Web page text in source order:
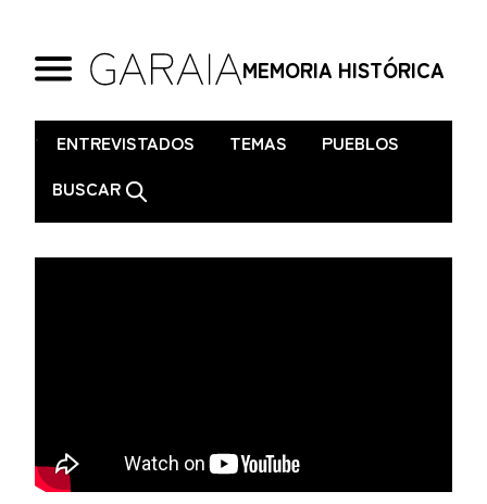
MEMORIA HISTÓRICA
. ENTREVISTADOS TEMAS
PUEBLOS
BUSCAR